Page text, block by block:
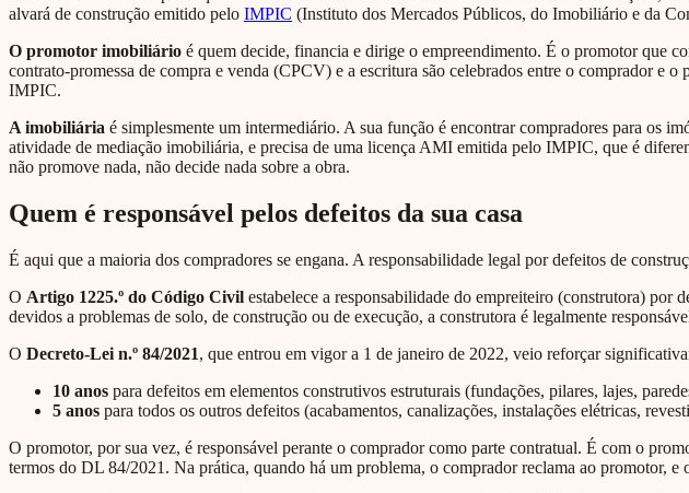
alvará de construção emitido pelo IMPIC (Instituto dos Mercados Públicos, do Imobiliário e da
O promotor imobiliário é quem decide, financia e dirige o empreendimento. É o promotor que
contrato-promessa de compra e venda (CPCV) e a escritura são celebrados entre o comprador e
IMPIC.
A imobiliária é simplesmente um intermediário. A sua função é encontrar compradores para os
atividade de mediação imobiliária, e precisa de uma licença AMI emitida pelo IMPIC, que é
não promove nada, não decide nada sobre a obra.
Quem é responsável pelos defeitos da sua casa
É aqui que a maioria dos compradores se engana. A responsabilidade legal por defeitos de
O Artigo 1225.º do Código Civil estabelece a responsabilidade do empreiteiro (construtora) por
devidos a problemas de solo, de construção ou de execução, a construtora é legalmente
O Decreto-Lei n.º 84/2021, que entrou em vigor a 1 de janeiro de 2022, veio reforçar
10 anos para defeitos em elementos construtivos estruturais (fundações, pilares, lajes,
5 anos para todos os outros defeitos (acabamentos, canalizações, instalações elétricas,
O promotor, por sua vez, é responsável perante o comprador como parte contratual. É com o
termos do DL 84/2021. Na prática, quando há um problema, o comprador reclama ao promotor, e